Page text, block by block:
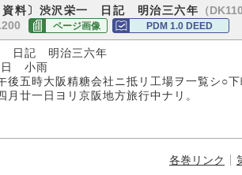
資料〕渋沢栄一 日記 明治三六年 （
ページ画像 PDM 1.0 DEED
日記 明治三六年
日 小雨
五時大阪精糖会社ニ抵リ工場ヲ一覧シ○下
一日ヨリ京阪地方旅行中ナリ。
各巻リンク